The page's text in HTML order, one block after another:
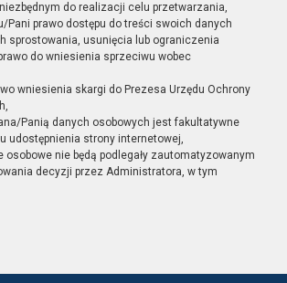
do realizacji celu przetwarzania,
Pani prawo dostępu do treści swoich danych
sprostowania, usunięcia lub ograniczenia
do wniesienia sprzeciwu wobec
wniesienia skargi do Prezesa Urzędu Ochrony
Panią danych osobowych jest fakultatywne
udostępnienia strony internetowej,
osobowe nie będą podlegały zautomatyzowanym
decyzji przez Administratora, w tym